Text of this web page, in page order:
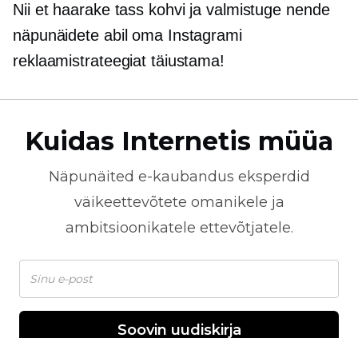
Nii et haarake tass kohvi ja valmistuge nende
näpunäidete abil oma Instagrami
reklaamistrateegiat täiustama!
Kuidas Internetis müüa
Näpunäited e-kaubandus eksperdid
väikeettevõtete omanikele ja
ambitsioonikatele ettevõtjatele.
Soovin uudiskirja